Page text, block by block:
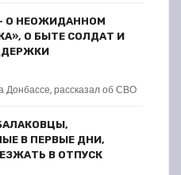
О НЕОЖИДАННОМ
О БЫТЕ СОЛДАТ И
Донбассе, рассказал об СВО
В ПЕРВЫЕ ДНИ,
В ОТПУСК